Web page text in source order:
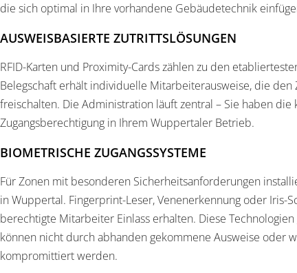
die sich optimal in Ihre vorhandene Gebäudetechnik
AUSWEISBASIERTE ZUTRITTSLÖSUNGEN
RFID-Karten und Proximity-Cards zählen zu den
Belegschaft erhält individuelle Mitarbeiterausweise, die den
freischalten. Die Administration läuft zentral – Sie haben
Zugangsberechtigung in Ihrem Wuppertaler Betrieb.
BIOMETRISCHE ZUGANGSSYSTEME
Für Zonen mit besonderen Sicherheitsanforderungen
in Wuppertal. Fingerprint-Leser, Venenerkennung oder Iris-
berechtigte Mitarbeiter Einlass erhalten. Diese
können nicht durch abhanden gekommene Ausweise oder
kompromittiert werden.